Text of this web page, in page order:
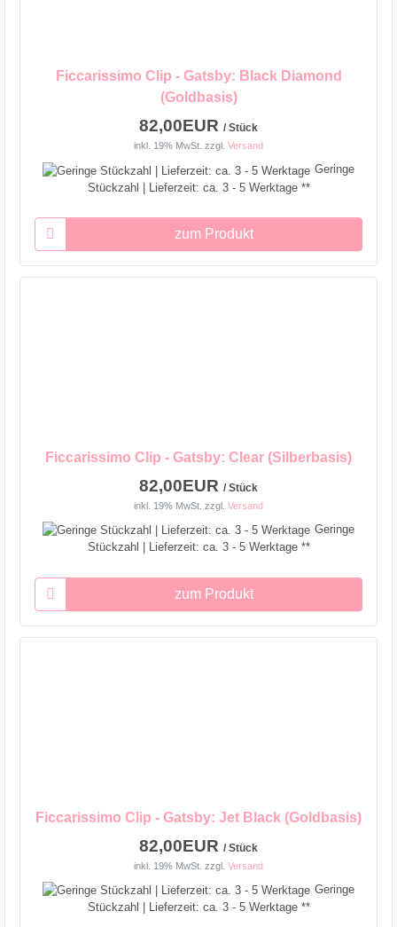
Ficcarissimo Clip - Gatsby: Black Diamond
(Goldbasis)
82,00EUR / Stück
inkl. 19% MwSt. zzgl. Versand
Geringe
Stückzahl | Lieferzeit: ca. 3 - 5 Werktage **
zum Produkt
Ficcarissimo Clip - Gatsby: Clear (Silberbasis)
82,00EUR / Stück
inkl. 19% MwSt. zzgl. Versand
Geringe
Stückzahl | Lieferzeit: ca. 3 - 5 Werktage **
zum Produkt
Ficcarissimo Clip - Gatsby: Jet Black (Goldbasis)
82,00EUR / Stück
inkl. 19% MwSt. zzgl. Versand
Geringe
Stückzahl | Lieferzeit: ca. 3 - 5 Werktage **